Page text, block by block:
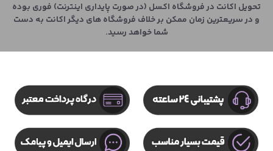
تحویل اکانت در فروشگاه اکسل (در صورت پایداری اینترنت) فوری بوده
و در سریعترین زمان ممکن بر خلاف فروشگاه های دیگر اکانت به دست
شما خواهد رسید.